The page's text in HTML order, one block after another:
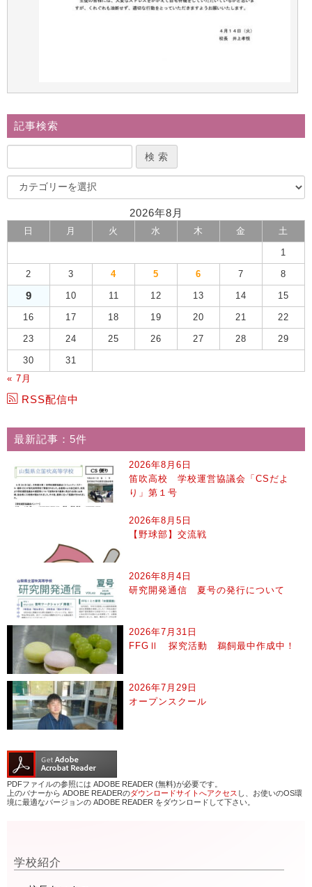
記事検索
2026年8月
日 月 火 水 木 金 土
1
2 3 4 5 6 7 8
9 10 11 12 13 14 15
16 17 18 19 20 21 22
23 24 25 26 27 28 29
30
31
« 7月
RSS配信中
最新記事：5件
2026年8月6日
笛吹高校 学校運営協議会「CSだよ
り」第１号
2026年8月5日
【野球部】交流戦
2026年8月4日
研究開発通信 夏号の発行について
2026年7月31日
FFGⅡ 探究活動 鵜飼最中作成中！
2026年7月29日
オープンスクール
PDFファイルの参照には ADOBE READER (無料)が必要です。
上のバナーから ADOBE READERのダウンロードサイトへアクセス し、お使いのOS環
境に最適なバージョンの ADOBE READER をダウンロードして下さい。
学校紹介